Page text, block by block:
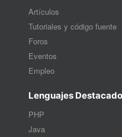
Artículos
Tutoriales y código fuente
Foros
Eventos
Empleo
Lenguajes
PHP
Java